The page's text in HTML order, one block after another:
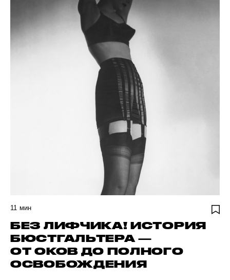
11 мин
БЕЗ ЛИФЧИКА! ИСТОРИЯ
БЮСТГАЛЬТЕРА —
ОТ ОКОВ ДО ПОЛНОГО
ОСВОБОЖДЕНИЯ